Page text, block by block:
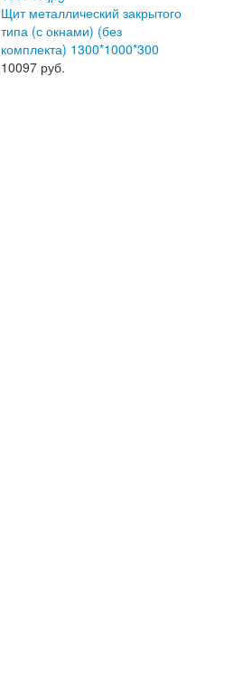
Щит металлический закрытого
типа (с окнами) (без
комплекта) 1300*1000*300
10097 руб.